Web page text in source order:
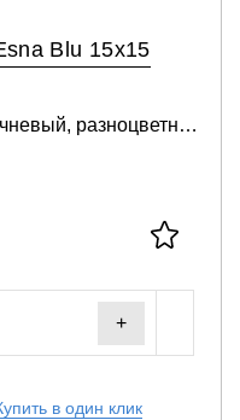
Blu 15x15
медовый, бежево-коричневый, разноцветный, светло-серый, светлый, синий, коричневый
+
в один клик